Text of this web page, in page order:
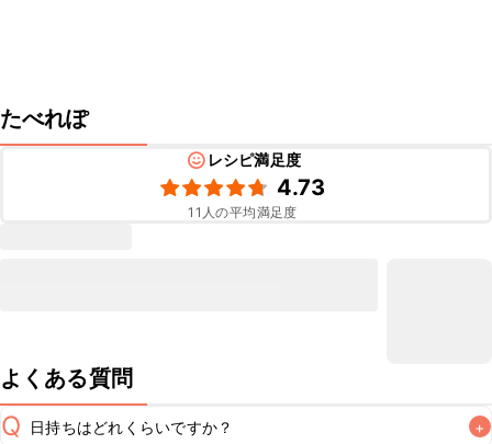
たべれぽ
レシピ満足度
4.73
11 人の平均満足度
よくある質問
Q 日持ちはどれくらいですか？ +